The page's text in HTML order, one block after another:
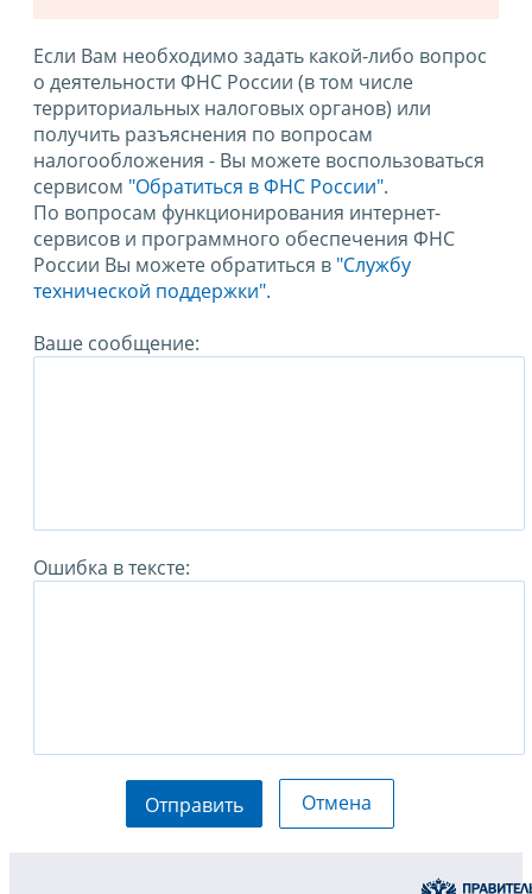
Если Вам необходимо задать какой-либо вопрос
о деятельности ФНС России (в том числе
территориальных налоговых органов) или
получить разъяснения по вопросам
налогообложения - Вы можете воспользоваться
сервисом "Обратиться в ФНС России".
По вопросам функционирования интернет-
сервисов и программного обеспечения ФНС
России Вы можете обратиться в "Службу
технической поддержки".
Ваше сообщение:
Ошибка в тексте:
Отправить Отмена